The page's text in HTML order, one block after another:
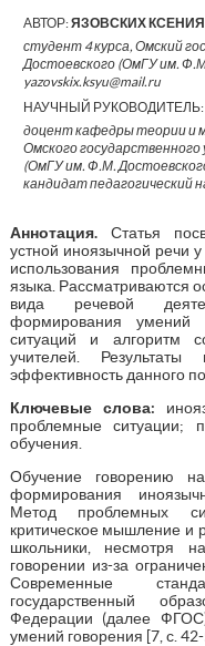
АВТОР:ЯЗОВСКИХ
студент 4 курса, Омский
Достоевского (ОмГУ им.
yazovskix.ksyu@mail.ru
НАУЧНЫЙ РУКОВОДИТЕЛЬ:
доцент кафедры теории и
Омского
(ОмГУ им. Ф.М.
кандидат педагогический
Аннотация. Статья
устной иноязычной речи
использования
языка. Рассматриваются
вида речевой
формирования умений
ситуаций и алгоритм
учителей. Результаты
эффективность данного
Ключевые слова:
проблемные ситуации;
обучения.
Обучение говорению
формирования
Метод проблемных
критическое мышление и
школьники, несмотря
говорении из-за
Современные
государственный
Федерации (далее
умений говорения [7, с. 42-